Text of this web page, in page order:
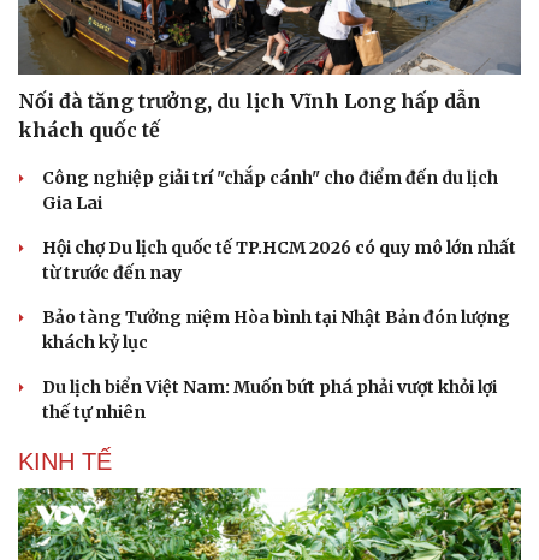
Nối đà tăng trưởng, du lịch Vĩnh Long hấp dẫn
khách quốc tế
Công nghiệp giải trí "chắp cánh" cho điểm đến du lịch
Gia Lai
Hội chợ Du lịch quốc tế TP.HCM 2026 có quy mô lớn nhất
từ trước đến nay
Bảo tàng Tưởng niệm Hòa bình tại Nhật Bản đón lượng
khách kỷ lục
Du lịch biển Việt Nam: Muốn bứt phá phải vượt khỏi lợi
thế tự nhiên
KINH TẾ